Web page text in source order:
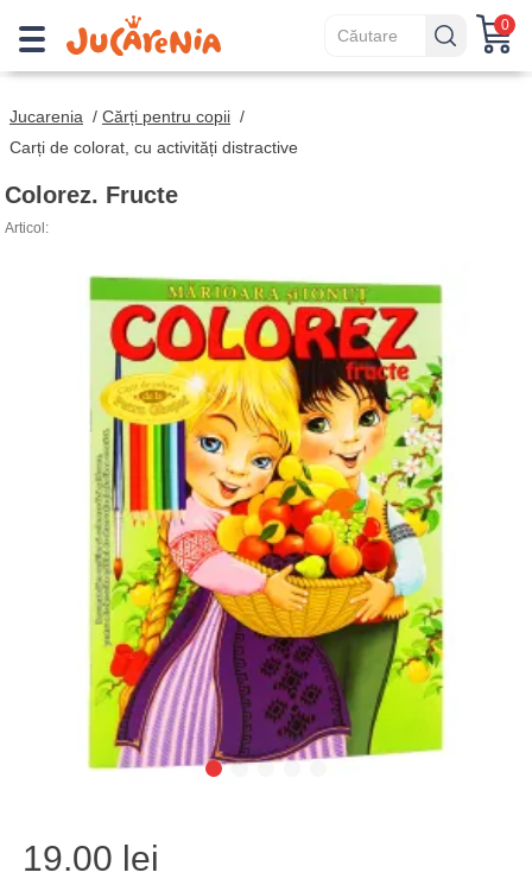
0
Jucarenia / Cărți pentru copii /
Carți de colorat, cu activități distractive
Colorez. Fructe
Articol:
19.00 lei